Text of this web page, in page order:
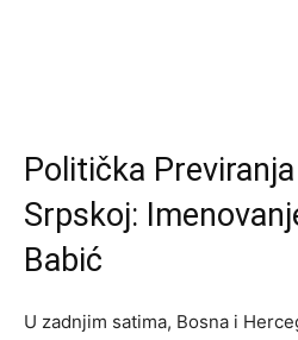
Politička
Srpskoj:
Babić
U zadnjim satima, Bosna i